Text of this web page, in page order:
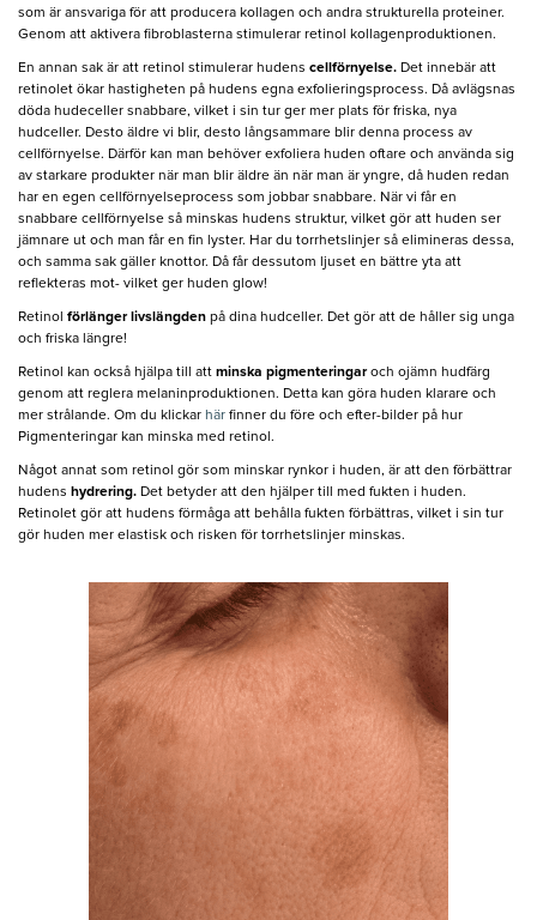
som är ansvariga för att producera kollagen och andra strukturella proteiner.
Genom att aktivera fibroblasterna stimulerar retinol kollagenproduktionen.
En annan sak är att retinol stimulerar hudens cellförnyelse. Det innebär att
retinolet ökar hastigheten på hudens egna exfolieringsprocess. Då avlägsnas
döda hudeceller snabbare, vilket i sin tur ger mer plats för friska, nya
hudceller. Desto äldre vi blir, desto långsammare blir denna process av
cellförnyelse. Därför kan man behöver exfoliera huden oftare och använda sig
av starkare produkter när man blir äldre än när man är yngre, då huden redan
har en egen cellförnyelseprocess som jobbar snabbare. När vi får en
snabbare cellförnyelse så minskas hudens struktur, vilket gör att huden ser
jämnare ut och man får en fin lyster. Har du torrhetslinjer så elimineras dessa,
och samma sak gäller knottor. Då får dessutom ljuset en bättre yta att
reflekteras mot- vilket ger huden glow!
Retinol förlänger livslängden på dina hudceller. Det gör att de håller sig unga
och friska längre!
Retinol kan också hjälpa till att minska pigmenteringaroch ojämn hudfärg
genom att reglera melaninproduktionen. Detta kan göra huden klarare och
mer strålande. Om du klickar här finner du före och efter-bilder på hur
Pigmenteringar kan minska med retinol.
Något annat som retinol gör som minskar rynkor i huden, är att den förbättrar
hudens hydrering. Det betyder att den hjälper till med fukten i huden.
Retinolet gör att hudens förmåga att behålla fukten förbättras, vilket i sin tur
gör huden mer elastisk och risken för torrhetslinjer minskas.